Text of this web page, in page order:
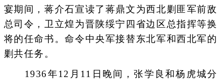
宴期间，蒋介石宣读了蒋鼎文为西北剿匪军前敌
总司令，卫立煌为晋陕绥宁四省边区总指挥等换
将的任命书。命令中央军接替东北军和西北军的
剿共任务。
1936年12月11日晚间，张学良和杨虎城分